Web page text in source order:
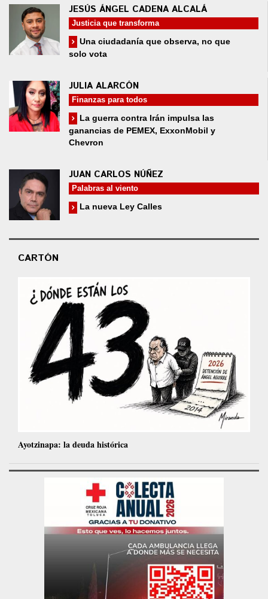
JESÚS ÁNGEL CADENA ALCALÁ
Justicia que transforma
Una ciudadanía que observa, no que
solo vota
JULIA ALARCÓN
Finanzas para todos
La guerra contra Irán impulsa las
ganancias de PEMEX, ExxonMobil y
Chevron
JUAN CARLOS NÚÑEZ
Palabras al viento
La nueva Ley Calles
CARTÓN
Ayotzinapa: la deuda histórica